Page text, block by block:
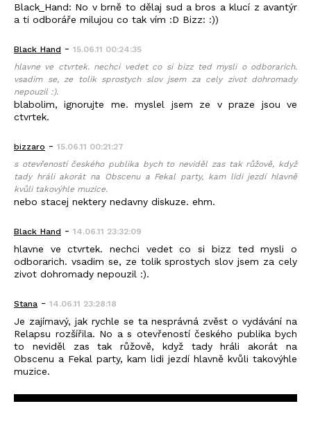
Black_Hand: No v brně to dělaj sud a bros a klucí z avantýr
a ti odboráře milujou co tak vím :D Bizz: :))
Black_Hand - 15.06.11 00:24:35
hlavne ve ctvrtek. nechci vedet co si bizz ted mysli o odborarich.
vsadim se, ze tolik sprostych slov jsem za cely zivot dohromady
nepouzil :).
blabolim, ignorujte me. myslel jsem ze v praze jsou ve
ctvrtek.
bizzaro - 15.06.11 00:21:27
s otevřeností českého publika bych to neviděl zas tak růžově, když
tady hráli akorát na Obscenu a Fekal party, kam lidi jezdí hlavně
kvůli takovýhle muzice.
nebo stacej nektery nedavny diskuze. ehm.
Black_Hand - 14.06.11 23:32:09
hlavne ve ctvrtek. nechci vedet co si bizz ted mysli o
odborarich. vsadim se, ze tolik sprostych slov jsem za cely
zivot dohromady nepouzil :).
Stana - 14.06.11 23:28:18
Je zajímavý, jak rychle se ta nesprávná zvěst o vydávání na
Relapsu rozšířila. No a s otevřeností českého publika bych
to neviděl zas tak růžově, když tady hráli akorát na
Obscenu a Fekal party, kam lidi jezdí hlavně kvůli takovýhle
muzice.